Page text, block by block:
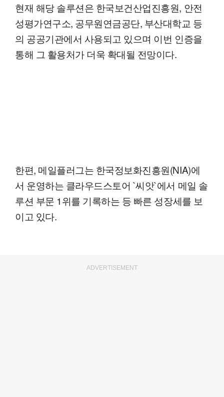
현재 해당 솔루션은 한국보건산업진흥원, 안전
성평가연구소, 공무원연금공단, 부산대학교 등
의 공공기관에서 사용되고 있으며 이번 인증을
통해 그 활용처가 더욱 확대될 전망이다.
한편, 메일플러그는 한국정보화진흥원(NIA)에
서 운영하는 클라우드스토어 `씨앗`에서 메일 솔
루션 부문 1위를 기록하는 등 빠른 성장세를 보
이고 있다.
ADVERTISEMENT